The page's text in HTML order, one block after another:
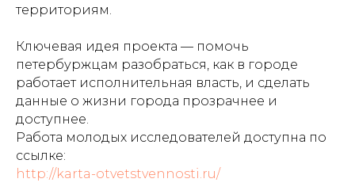
территориям.
Ключевая идея проекта — помочь
петербуржцам разобраться, как в городе
работает исполнительная власть, и сделать
данные о жизни города прозрачнее и
доступнее.
Работа молодых исследователей доступна по
ссылке:
http://karta-otvetstvennosti.ru/